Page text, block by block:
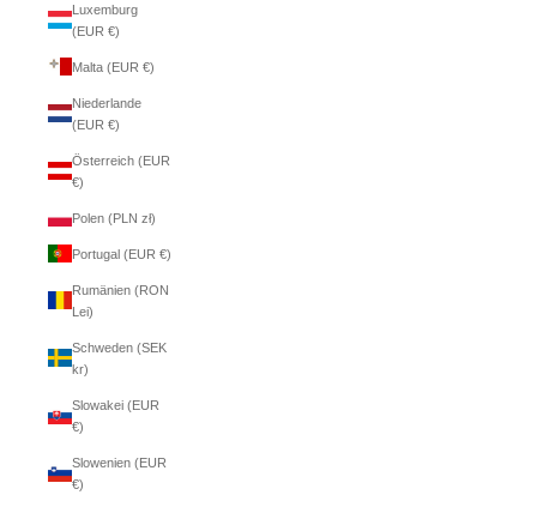
Luxemburg
(EUR €)
Malta (EUR €)
Niederlande
(EUR €)
Österreich (EUR
€)
Polen (PLN zł)
Portugal (EUR €)
Rumänien (RON
Lei)
Schweden (SEK
kr)
Slowakei (EUR
€)
Slowenien (EUR
€)